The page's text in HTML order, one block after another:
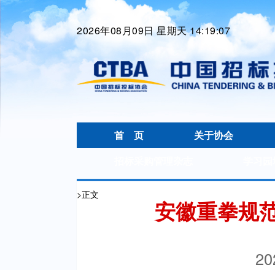
2026年08月09日 星期天 14:19:08
首 页
关于协会
>正文
安徽重拳规